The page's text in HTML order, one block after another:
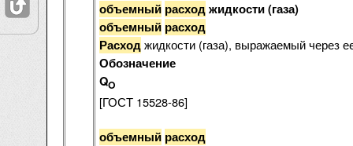
объемный расходжидкости (газа)
объемный расход
Расходжидкости (газа), выражаемый через
Обозначение
QO
[ГОСТ 15528-86]
объемный расход